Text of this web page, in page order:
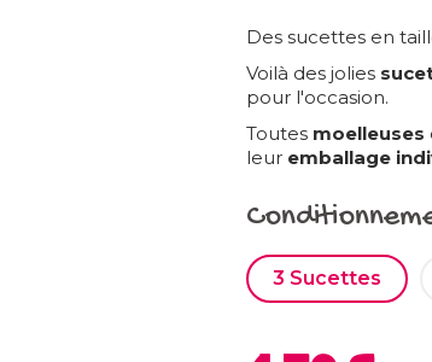
Des sucettes en
Voilà des jolies
pour l'occasion.
Toutesmoelleuses
leuremballage
3 Sucettes